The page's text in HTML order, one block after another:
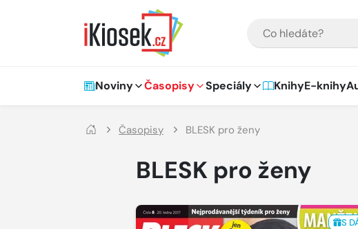
Hlavní navigace
Noviny Časopisy Speciály KnihyE-knihy
Časopisy BLESK pro ženy
BLESK pro ženy
S